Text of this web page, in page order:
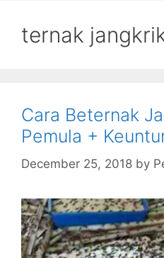
ternak
Cara Beternak
Pemula +
December 25, 2018 by